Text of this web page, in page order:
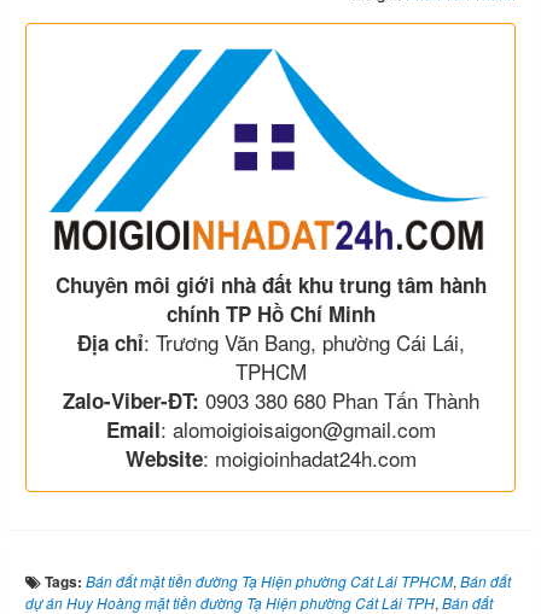
Chuyên môi giới nhà đất khu trung tâm hành
chính TP Hồ Chí Minh
Địa chỉ: Trương Văn Bang, phường Cái Lái,
TPHCM
Zalo-Viber-ĐT: 0903 380 680 Phan Tấn Thành
Email: alomoigioisaigon@gmail.com
Website: moigioinhadat24h.com
Tags: Bán đất mặt tiền đường Tạ Hiện phường Cát Lái TPHCM, Bán đất
dự án Huy Hoàng mặt tiền đường Tạ Hiện phường Cát Lái TPH, Bán đất